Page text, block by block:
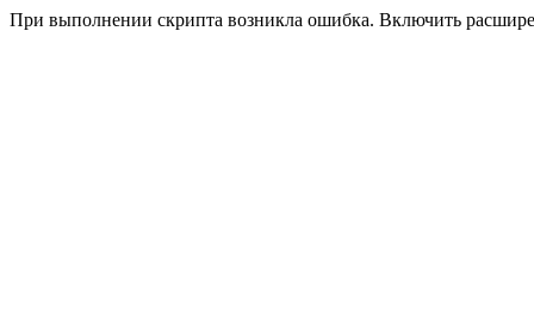
При выполнении скрипта возникла ошибка. Включить